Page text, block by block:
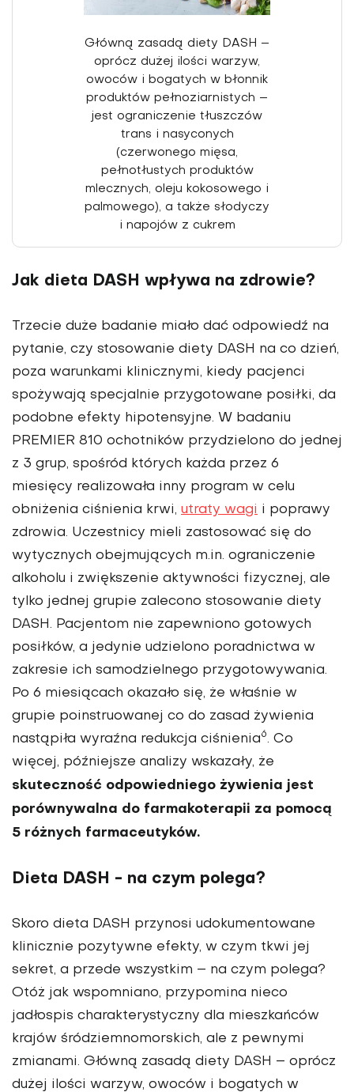
Główną zasadą diety DASH –
oprócz dużej ilości warzyw,
owoców i bogatych w błonnik
produktów pełnoziarnistych –
jest ograniczenie tłuszczów
trans i nasyconych
(czerwonego mięsa,
pełnotłustych produktów
mlecz­nych, oleju kokosowego i
palmo­wego), a także słodyczy
i napojów z cukrem
Jak dieta DASH wpływa na zdrowie?
Trzecie duże badanie miało dać odpowiedź na
pytanie, czy stoso­wanie diety DASH na co dzień,
poza warunkami klinicznymi, kiedy pacjenci
spożywają specjalnie przy­gotowane posiłki, da
podobne efekty hipotensyjne. W badaniu
PREMIER 810 ochot­ników przydzielono do jednej
z 3 grup, spośród których każda przez 6
miesięcy realizowała inny program w celu
obniżenia ciśnie­nia krwi, utraty wagi i poprawy
zdrowia. Uczestnicy mieli zasto­sować się do
wytycznych obej­mujących m.in. ograniczenie
alkoholu i zwiększenie aktywności fizycznej, ale
tylko jednej grupie zalecono stosowanie diety
DASH. Pacjentom nie zapewniono goto­wych
posiłków, a jedynie udzie­lono poradnictwa w
zakresie ich samodzielnego przygotowywania.
Po 6 miesiącach okazało się, że właśnie w
grupie poinstruowa­nej co do zasad żywienia
nastą­piła wyraźna redukcja ciśnienia6. Co
więcej, późniejsze analizy wskazały, że
skuteczność odpo­wiedniego żywienia jest
porówny­walna do farmakoterapii za pomocą
5 różnych farmaceutyków.
Dieta DASH - na czym polega?
Skoro dieta DASH przynosi udoku­mentowane
klinicznie pozytywne efekty, w czym tkwi jej
sekret, a przede wszystkim – na czym polega?
Otóż jak wspomniano, przypomina nieco
jadłospis cha­rakterystyczny dla mieszkańców
krajów śródziemnomorskich, ale z pewnymi
zmianami. Główną zasadą diety DASH – oprócz
dużej ilości warzyw, owoców i bogatych w